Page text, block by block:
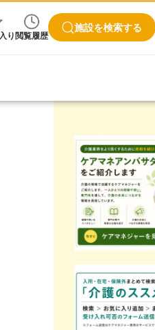
り閲覧履歴
施設を検索する